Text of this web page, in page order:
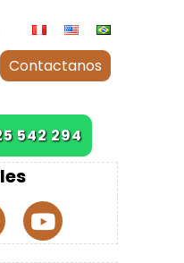
Contactanos
542 294